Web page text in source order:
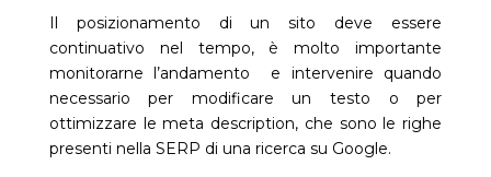
Il posizionamento di un sito deve essere
continuativo nel tempo, è molto importante
monitorarne l’andamento e intervenire quando
necessario per modificare un testo o per
ottimizzare le meta description, che sono le righe
presenti nella SERP di una ricerca su Google.